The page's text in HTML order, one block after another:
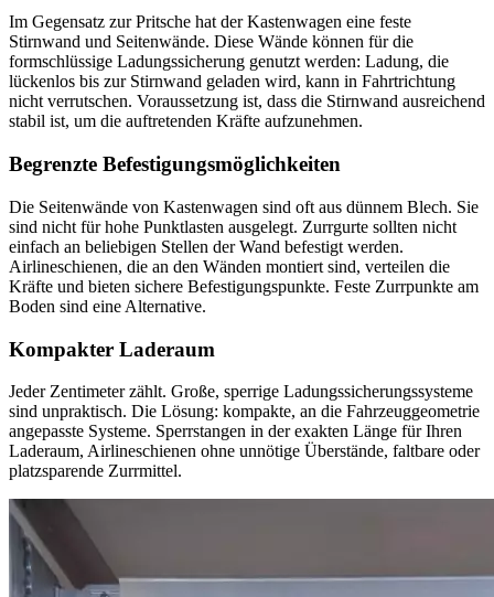
Im Gegensatz zur Pritsche hat der Kastenwagen eine feste
Stirnwand und Seitenwände. Diese Wände können für die
formschlüssige Ladungssicherung genutzt werden: Ladung, die
lückenlos bis zur Stirnwand geladen wird, kann in Fahrtrichtung
nicht verrutschen. Voraussetzung ist, dass die Stirnwand ausreichend
stabil ist, um die auftretenden Kräfte aufzunehmen.
Begrenzte Befestigungsmöglichkeiten
Die Seitenwände von Kastenwagen sind oft aus dünnem Blech. Sie
sind nicht für hohe Punktlasten ausgelegt. Zurrgurte sollten nicht
einfach an beliebigen Stellen der Wand befestigt werden.
Airlineschienen, die an den Wänden montiert sind, verteilen die
Kräfte und bieten sichere Befestigungspunkte. Feste Zurrpunkte am
Boden sind eine Alternative.
Kompakter Laderaum
Jeder Zentimeter zählt. Große, sperrige Ladungssicherungssysteme
sind unpraktisch. Die Lösung: kompakte, an die Fahrzeuggeometrie
angepasste Systeme. Sperrstangen in der exakten Länge für Ihren
Laderaum, Airlineschienen ohne unnötige Überstände, faltbare oder
platzsparende Zurrmittel.